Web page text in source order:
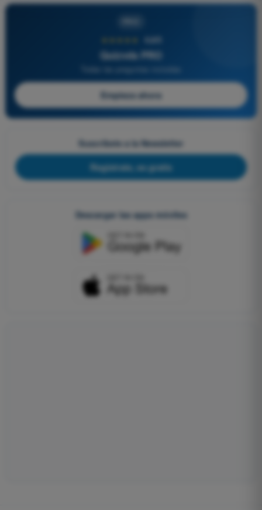
4,6/5
Quizvds PRO
Empieza ahora
Suscríbete a la Newsletter
Regístrate, es gratis
Descargar las apps móviles